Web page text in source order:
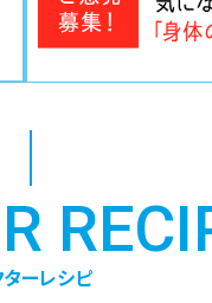
ターレシピ